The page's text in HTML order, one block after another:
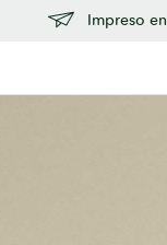
Impreso